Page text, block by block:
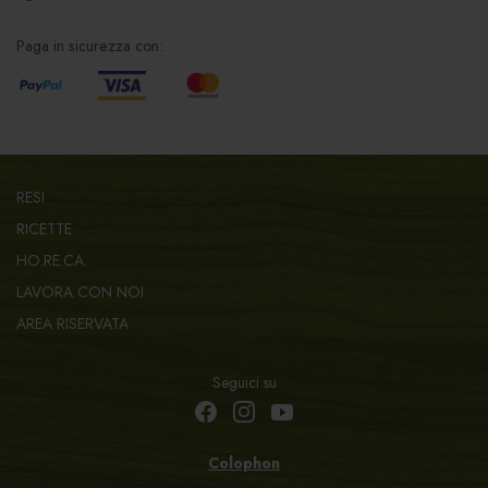
Paga in sicurezza con:
RESI
RICETTE
HO.RE.CA.
LAVORA CON NOI
AREA RISERVATA
Seguici su
Colophon